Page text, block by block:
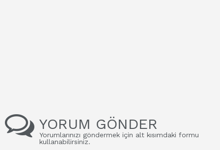
YORUM GÖNDER
Yorumlarınızı göndermek için alt kısımdaki formu
kullanabilirsiniz.